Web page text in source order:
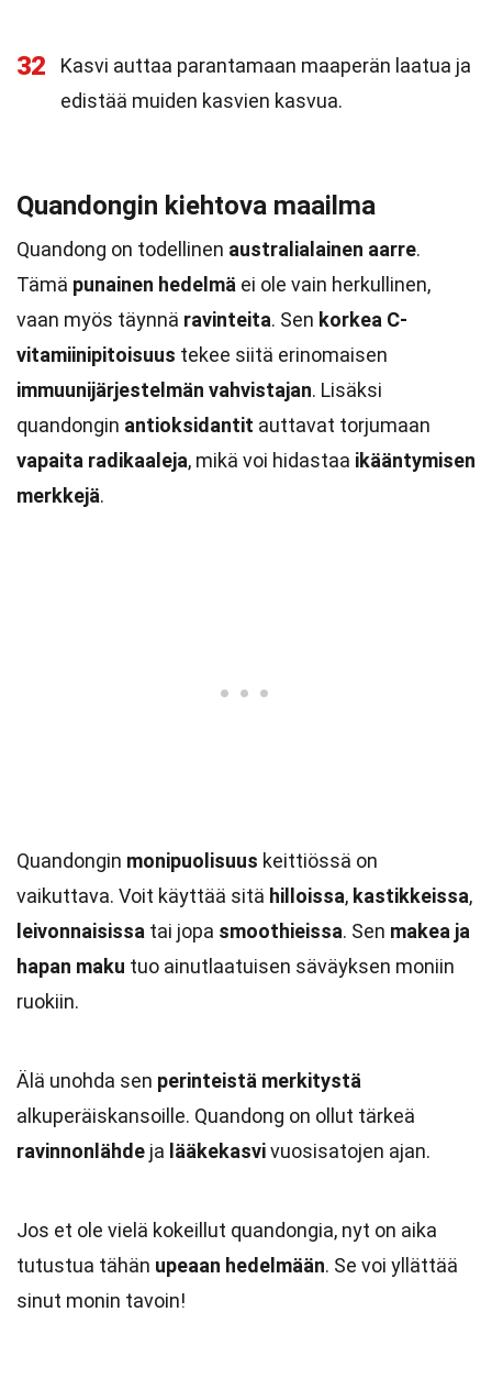
32
Kasvi auttaa parantamaan maaperän laatua ja
edistää muiden kasvien kasvua.
Quandongin kiehtova maailma
Quandong on todellinen australialainen aarre.
Tämä punainen hedelmä ei ole vain herkullinen,
vaan myös täynnä ravinteita. Sen korkea C-
vitamiinipitoisuus tekee siitä erinomaisen
immuunijärjestelmän vahvistajan. Lisäksi
quandongin antioksidantit auttavat torjumaan
vapaita radikaaleja, mikä voi hidastaa ikääntymisen
merkkejä.
Quandongin monipuolisuus keittiössä on
vaikuttava. Voit käyttää sitä hilloissa, kastikkeissa,
leivonnaisissa tai jopa smoothieissa. Sen makea ja
hapan maku tuo ainutlaatuisen säväyksen moniin
ruokiin.
Älä unohda sen perinteistä merkitystä
alkuperäiskansoille. Quandong on ollut tärkeä
ravinnonlähde ja lääkekasvivuosisatojen ajan.
Jos et ole vielä kokeillut quandongia, nyt on aika
tutustua tähän upeaan hedelmään. Se voi yllättää
sinut monin tavoin!